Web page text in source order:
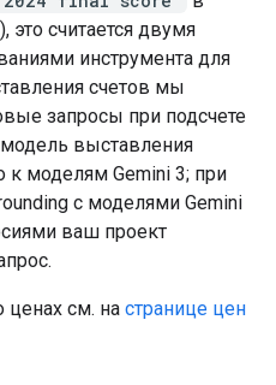
считается двумя
инструмента для
счетов мы
запросы при подсчете
выставления
к моделям Gemini 3; при
с моделями Gemini
ваш проект
см. на странице цен